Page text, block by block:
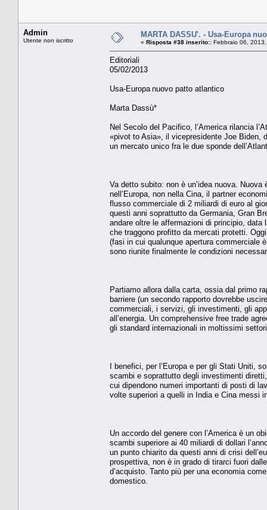
Admin
Utente non iscritto
MARTA DASSU'. - Usa-Europa
« Risposta #38 inserito:: Febbraio 06,
Editoriali
05/02/2013
Usa-Europa nuovo patto atlantico
Marta Dassù*
Nel Secolo del Pacifico, l’America rilancia
«pivot to Asia», il vicepresidente Joe Biden,
un mercato unico fra le due sponde
Va detto subito: non è un’idea nuova.
nell’Europa, non nella Cina, il partner
flusso commerciale di 2 miliardi di euro al
questi anni soprattutto da Germania, Gran
andare oltre le affermazioni di principio,
che traggono profitto da mercati protetti.
(fasi in cui qualunque apertura commerciale
sono riunite finalmente le condizioni
Partiamo allora dalla carta, ossia dal primo
barriere (un secondo rapporto dovrebbe
commerciali, i servizi, gli investimenti, gli
all’energia. Un comprehensive free trade
gli standard internazionali in moltissimi
I benefici, per l’Europa e per gli Stati Uniti,
scambi e soprattutto degli investimenti
cui dipendono numeri importanti di posti di
volte superiori a quelli in India e Cina messi
Un accordo del genere con l’America è un
scambi superiore ai 40 miliardi di dollari
un punto chiarito da questi anni di crisi
prospettiva, non è in grado di tirarci fuori
d’acquisto. Tanto più per una economia
domestico.